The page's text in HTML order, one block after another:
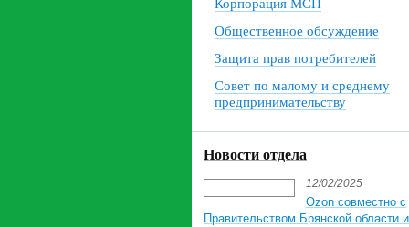
Корпорация МСП
Общественное обсуждение
Защита прав потребителей
Совет по малому и среднему
предпринимательству
Новости отдела
12/02/2025
Ozon совместно с
Правительством Брянской области и